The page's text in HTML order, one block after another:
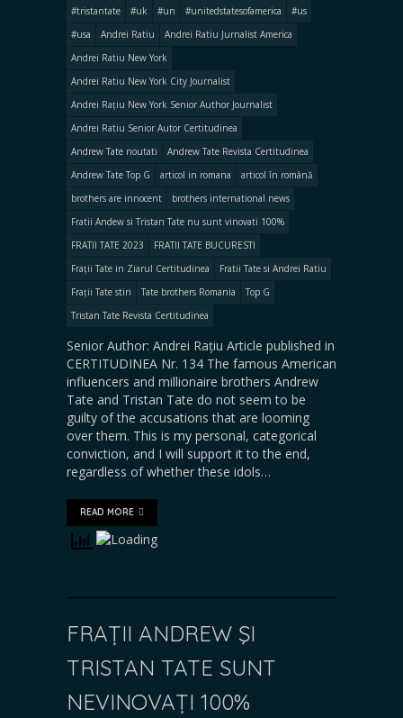
#tristantate
#uk #un #unitedstatesofamerica
#us
#usa
Andrei Ratiu
Andrei Ratiu Jurnalist America
Andrei Ratiu New York
Andrei Ratiu New York City Journalist
Andrei Rațiu New York Senior Author Journalist
Andrei Ratiu Senior Autor Certitudinea
Andrew Tate noutati
Andrew Tate Revista Certitudinea
Andrew Tate Top G
articol in romana
articol în română
brothers are innocent
brothers international news
Fratii Andew si Tristan Tate nu sunt vinovati 100%
FRATII TATE 2023
FRATII TATE BUCURESTI
Frații Tate in Ziarul Certitudinea
Fratii Tate si Andrei Ratiu
Frații Tate stiri
Tate brothers Romania
Top G
Tristan Tate Revista Certitudinea
Senior Author: Andrei Rațiu Article published in
CERTITUDINEA Nr. 134 The famous American
influencers and millionaire brothers Andrew
Tate and Tristan Tate do not seem to be
guilty of the accusations that are looming
over them. This is my personal, categorical
conviction, and I will support it to the end,
regardless of whether these idols…
READ MORE
FRAȚII ANDREW ŞI
TRISTAN TATE SUNT
NEVINOVAȚI 100%